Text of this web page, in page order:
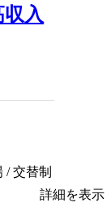
入
/ 交替制
詳細を表示